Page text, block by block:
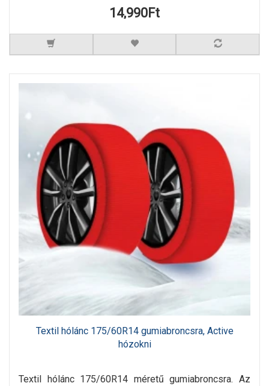
14,990Ft
Textil hólánc 175/60R14 gumiabroncsra, Active
hózokni
Textil hólánc 175/60R14 méretű gumiabroncsra. Az